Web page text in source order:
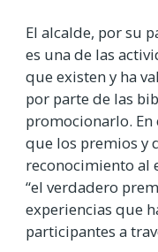
El alcalde, por su
es una de las
que existen y ha
por parte de las
promocionarlo. En
que los premios y
reconocimiento al
“el verdadero
experiencias que
participantes a